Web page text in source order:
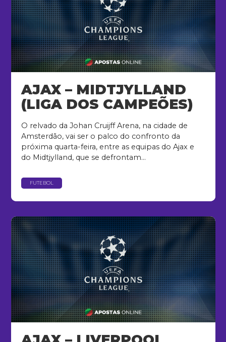
AJAX – MIDTJYLLAND
(LIGA DOS CAMPEÕES)
O relvado da Johan Cruijff Arena, na cidade de
Amsterdão, vai ser o palco do confronto da
próxima quarta-feira, entre as equipas do Ajax e
do Midtjylland, que se defrontam...
FUTEBOL